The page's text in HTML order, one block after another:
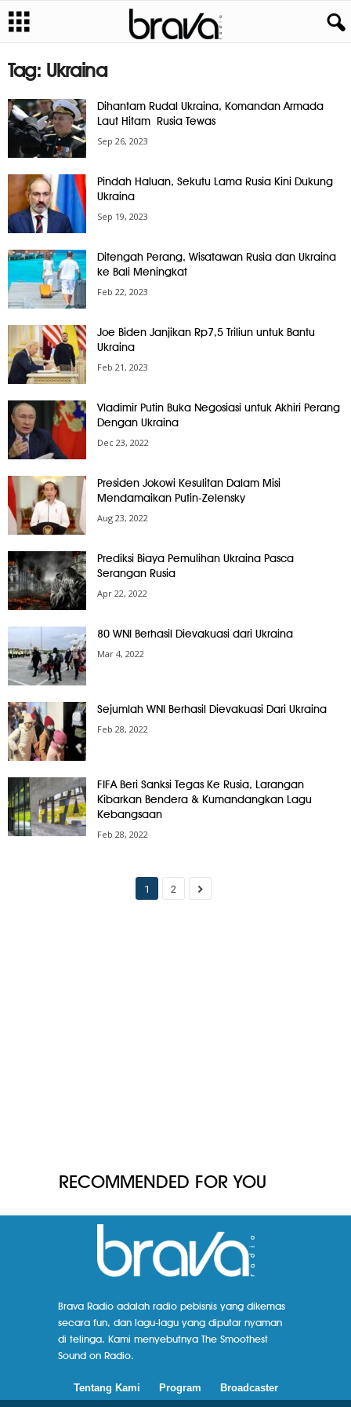
Tag: Ukraina
Dihantam Rudal Ukraina, Komandan Armada
Laut Hitam Rusia Tewas
Sep 26, 2023
Pindah Haluan, Sekutu Lama Rusia Kini Dukung
Ukraina
Sep 19, 2023
Ditengah Perang, Wisatawan Rusia dan Ukraina
ke Bali Meningkat
Feb 22, 2023
Joe Biden Janjikan Rp7,5 Triliun untuk Bantu
Ukraina
Feb 21, 2023
Vladimir Putin Buka Negosiasi untuk Akhiri Perang
Dengan Ukraina
Dec 23, 2022
Presiden Jokowi Kesulitan Dalam Misi
Mendamaikan Putin-Zelensky
Aug 23, 2022
Prediksi Biaya Pemulihan Ukraina Pasca
Serangan Rusia
Apr 22, 2022
80 WNI Berhasil Dievakuasi dari Ukraina
Mar 4, 2022
Sejumlah WNI Berhasil Dievakuasi Dari Ukraina
Feb 28, 2022
FIFA Beri Sanksi Tegas Ke Rusia, Larangan
Kibarkan Bendera & Kumandangkan Lagu
Kebangsaan
Feb 28, 2022
1 2
RECOMMENDED FOR YOU
Brava Radio adalah radio pebisnis yang dikemas
secara fun, dan lagu-lagu yang diputar nyaman
di telinga. Kami menyebutnya The Smoothest
Sound on Radio.
Tentang Kami Program Broadcaster